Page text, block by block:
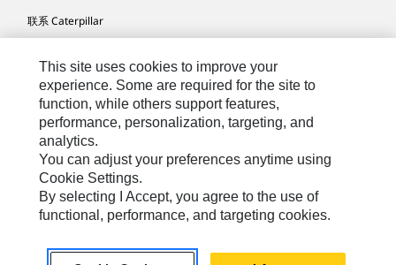
联系 Caterpillar
站点地图
Cookie Settings
法律
隐私
查看免责声明
Africa, Middle East ‧ Chinese© 2026 Caterpillar. 保留所有权利
This site uses cookies to improve your
experience. Some are required for the site to
function, while others support features,
performance, personalization, targeting, and
analytics.
You can adjust your preferences anytime using
Cookie Settings.
By selecting I Accept, you agree to the use of
functional, performance, and targeting cookies.